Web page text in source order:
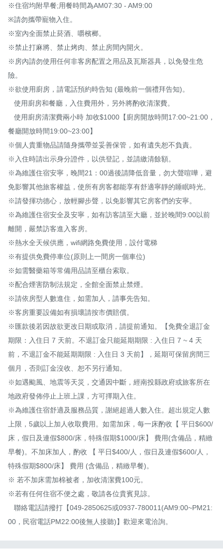
※住宿均附早餐;用餐時間為AM07:30 - AM9:00
※請勿攜帶寵物入住。
※室內全面禁止菸酒、嚼檳榔。
※禁止打麻將、禁止烤肉、禁止房間內開火。
※房內請勿使用任何非客房配置之用品及瓦斯器具，以免發生危
險。
※欲使用廚房，請電話預約時告知 (最晚前一個禮拜告知)。
餐廳開放時間19:00~23:00】
※個人貴重物品請隨身攜帶並妥善保管，如有遺失恕不負責。
※入住時請出示身分證件，以供登記，並請繳清餘額。
※為維護住宿安寧，晚間21：00過後請降低音量，勿大聲喧嘩，避
免影響其他旅客權益，使所有房客都能享有舒適寧靜的睡眠時光。
※請發揮功德心，放輕腳步聲，以免影響其它房客們的安寧。
※為維護住宿安全及安寧，如有訪客請至大廳，並於晚間9:00以前
離開，嚴禁訪客進入客房。
※熱水全天候供應，wifi網路免費使用，設付電梯
※有提供免費停車位(原則上一間房一個車位)
※如需醫藥箱等常備用品請至櫃台索取。
※配合煙害防制法規定，全館全面禁止禁煙。
※請依房型人數進住，如需加人，請事先告知。
※客房重要設備如有損壞請按市價賠償。
※匯款後若因故欲更改日期或取消，請提前通知。【免費全退訂金
期限：入住日 7 天前。不退訂金只能延期期限 : 入住日 7 ~ 4 天
前，不退訂金不能延期期限 : 入住日 3 天前】，延期可保留房間三
個月，否則訂金沒收、恕不另行通知。
※如遇颱風、地震等天災，交通因中斷，經南投縣政府或旅客所在
地政府發佈停止上班上課，方可擇期入住。
※為維護住宿舒適及服務品質，謝絕超過人數入住。超出規定人數
上限，5歲以上加人收取費用。如需加床，每一床酌收【 平日$600/
床，假日及連假$800/床，特殊假期$1000/床】 費用(含備品，精緻
早餐)。不加床加人，酌收 【 平日$400/人，假日及連假$600/人，
特殊假期$800/床】 費用 (含備品，精緻早餐)。
※ 若不加床需加棉被者，加收清潔費100元。
※若有任何住宿不便之處，敬請各位貴賓見諒。
00，民宿電話PM22:00後無人接聽)】歡迎來電洽詢。